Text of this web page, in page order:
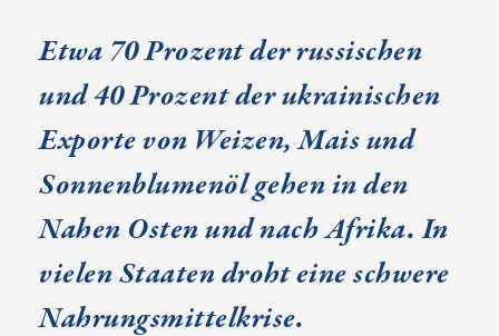
Etwa 70 Prozent der russischen
und 40 Prozent der ukrainischen
Exporte von Weizen, Mais und
Sonnenblumenöl gehen in den
Nahen Osten und nach Afrika. In
vielen Staaten droht eine schwere
Nahrungsmittelkrise.